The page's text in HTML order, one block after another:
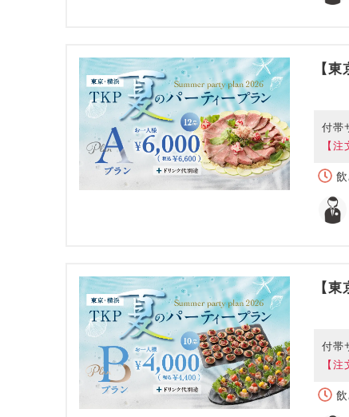
【
付帯
【
【
付帯
【